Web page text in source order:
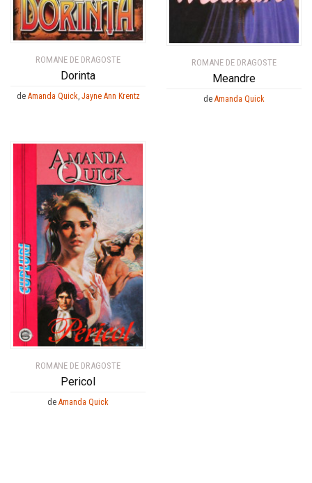
ROMANE DE DRAGOSTE
Dorinta
de Amanda Quick Jayne Ann Krentz
ROMANE DE DRAGOSTE
Meandre
de Amanda Quick
ROMANE DE DRAGOSTE
Pericol
de Amanda Quick